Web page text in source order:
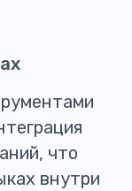
что
внутри